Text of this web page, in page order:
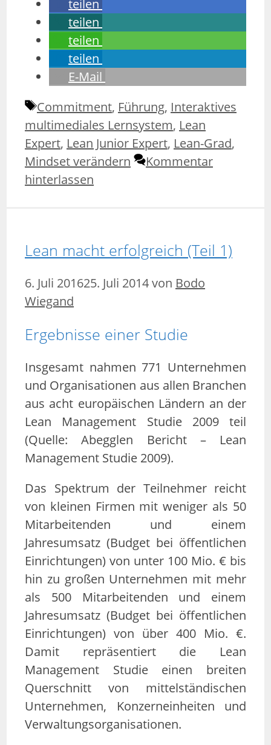
teilen
teilen
teilen
teilen
E-Mail
Schlagwörter
Commitment, Führung, Interaktives
multimediales Lernsystem, Lean
Expert, Lean Junior Expert, Lean-Grad,
Mindset verändern
Kommentar
hinterlassen
Lean macht erfolgreich (Teil 1)
6. Juli 201625. Juli 2014von Bodo
Wiegand
Ergebnisse einer Studie
Insgesamt nahmen 771 Unternehmen
und Organisationen aus allen Branchen
aus acht europäischen Ländern an der
Lean Management Studie 2009 teil
(Quelle: Abegglen Bericht – Lean
Management Studie 2009).
Das Spektrum der Teilnehmer reicht
von kleinen Firmen mit weniger als 50
Mitarbeitenden und einem
Jahresumsatz (Budget bei öffentlichen
Einrichtungen) von unter 100 Mio. € bis
hin zu großen Unternehmen mit mehr
als 500 Mitarbeitenden und einem
Jahresumsatz (Budget bei öffentlichen
Einrichtungen) von über 400 Mio. €.
Damit repräsentiert die Lean
Management Studie einen breiten
Querschnitt von mittelständischen
Unternehmen, Konzerneinheiten und
Verwaltungsorganisationen.